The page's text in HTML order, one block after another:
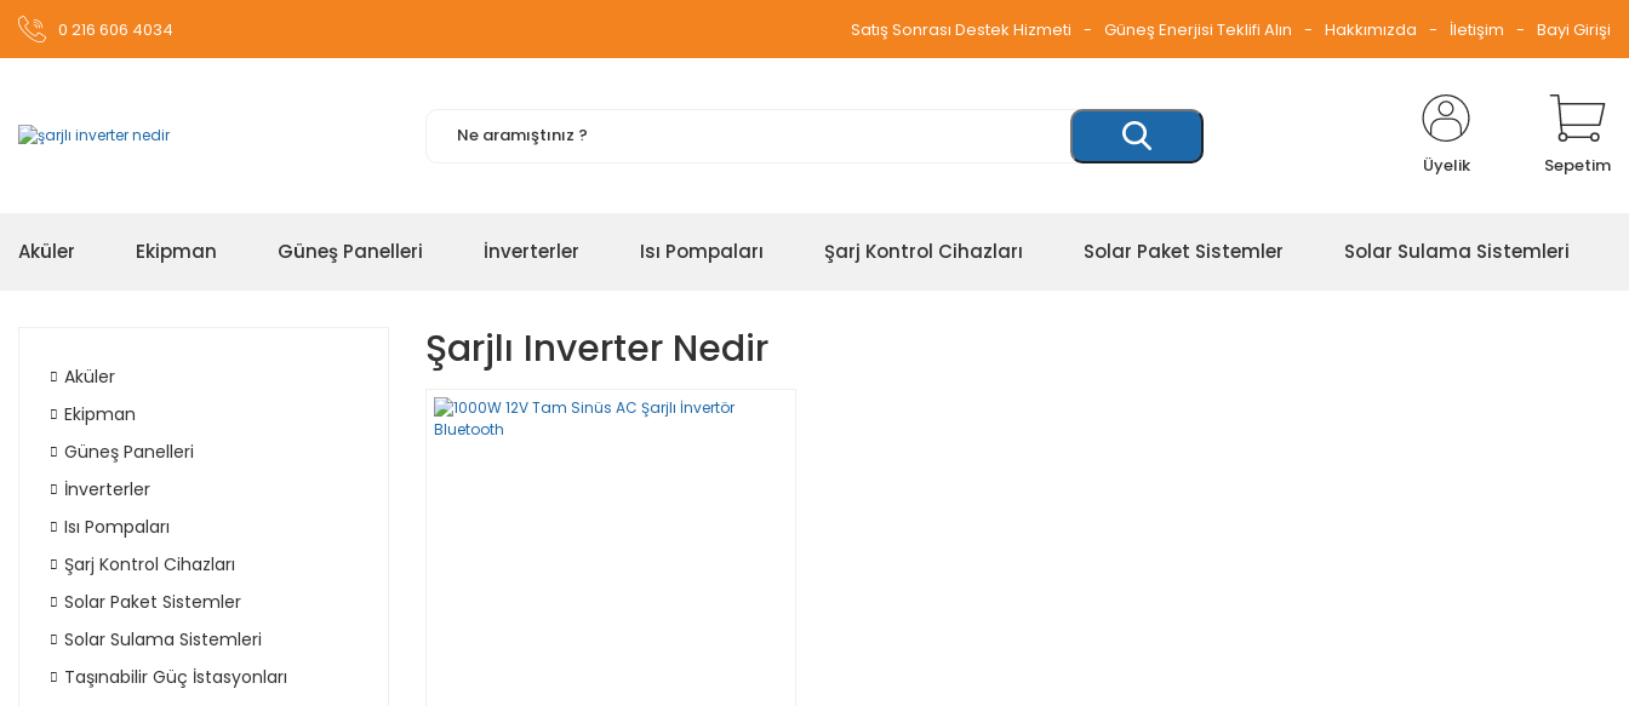
0 216 606 4034 Satış Sonrası Destek Hizmeti Güneş Enerjisi Teklifi Alın Hakkımızda İletişim Bayi Girişi
Üyelik Sepetim
Aküler Ekipman Güneş Panelleri İnverterler Isı Pompaları Şarj Kontrol Cihazları Solar Paket Sistemler Solar Sulama Sistemleri
Aküler
Ekipman
Güneş Panelleri
İnverterler
Isı Pompaları
Şarj Kontrol Cihazları
Solar Paket Sistemler
Solar Sulama Sistemleri
Taşınabilir Güç İstasyonları
Şarjlı Inverter Nedir